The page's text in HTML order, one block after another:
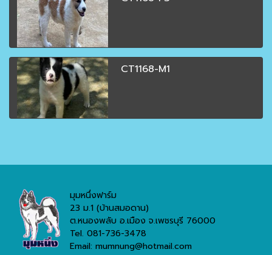
CT1168-M1
มุมหนึ่งฟาร์ม
23 ม.1 (บ้านสมอดาน)
ต.หนองพลับ อ.เมือง จ.เพชรบุรี 76000
Tel. 081-736-3478
Email: mumnung@hotmail.com